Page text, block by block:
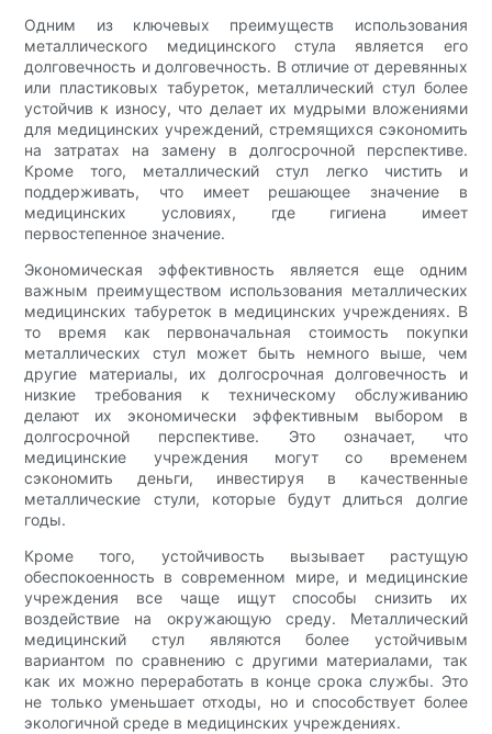
Одним из ключевых преимуществ использования
металлического медицинского стула является его
долговечность и долговечность. В отличие от деревянных
или пластиковых табуреток, металлический стул более
устойчив к износу, что делает их мудрыми вложениями
для медицинских учреждений, стремящихся сэкономить
на затратах на замену в долгосрочной перспективе.
Кроме того, металлический стул легко чистить и
поддерживать, что имеет решающее значение в
медицинских условиях, где гигиена имеет
первостепенное значение.
Экономическая эффективность является еще одним
важным преимуществом использования металлических
медицинских табуреток в медицинских учреждениях. В
то время как первоначальная стоимость покупки
металлических стул может быть немного выше, чем
другие материалы, их долгосрочная долговечность и
низкие требования к техническому обслуживанию
делают их экономически эффективным выбором в
долгосрочной перспективе. Это означает, что
медицинские учреждения могут со временем
сэкономить деньги, инвестируя в качественные
металлические стули, которые будут длиться долгие
годы.
Кроме того, устойчивость вызывает растущую
обеспокоенность в современном мире, и медицинские
учреждения все чаще ищут способы снизить их
воздействие на окружающую среду. Металлический
медицинский стул являются более устойчивым
вариантом по сравнению с другими материалами, так
как их можно переработать в конце срока службы. Это
не только уменьшает отходы, но и способствует более
экологичной среде в медицинских учреждениях.